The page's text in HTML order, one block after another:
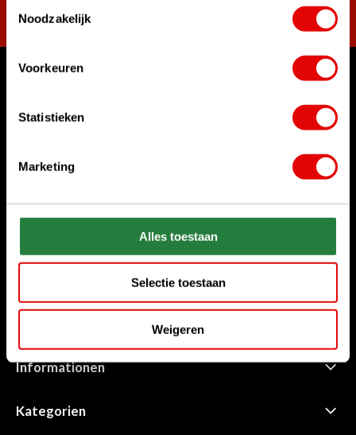
Noodzakelijk
Voorkeuren
Statistieken
Marketing
Alles toestaan
Selectie toestaan
Weigeren
Start chat
Senden Sie uns eine E-Mail
sales@golfdriver.nl
Informationen
Kategorien